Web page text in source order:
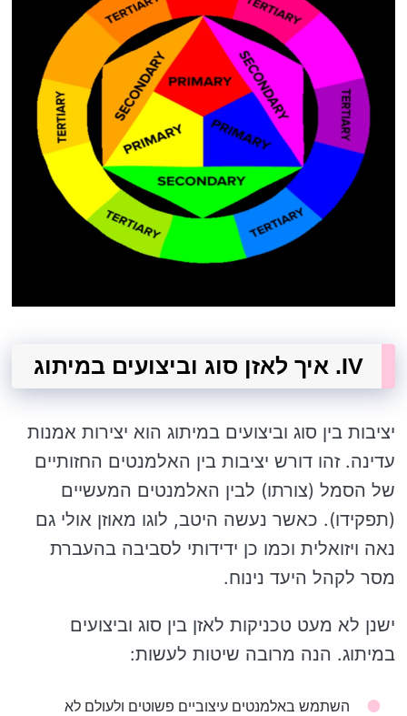
IV. איך לאזן סוג וביצועים במיתוג
יציבות בין סוג וביצועים במיתוג הוא יצירות אמנות
עדינה. זהו דורש יציבות בין האלמנטים החזותיים
של הסמל (צורתו) לבין האלמנטים המעשיים
(תפקידו). כאשר נעשה היטב, לוגו מאוזן אולי גם
נאה ויזואלית וכמו כן ידידותי לסביבה בהעברת
מסר לקהל היעד נינוח.
ישנן לא מעט טכניקות לאזן בין סוג וביצועים
במיתוג. הנה מרובה שיטות לעשות:
השתמש באלמנטים עיצוביים פשוטים ולעולם לא